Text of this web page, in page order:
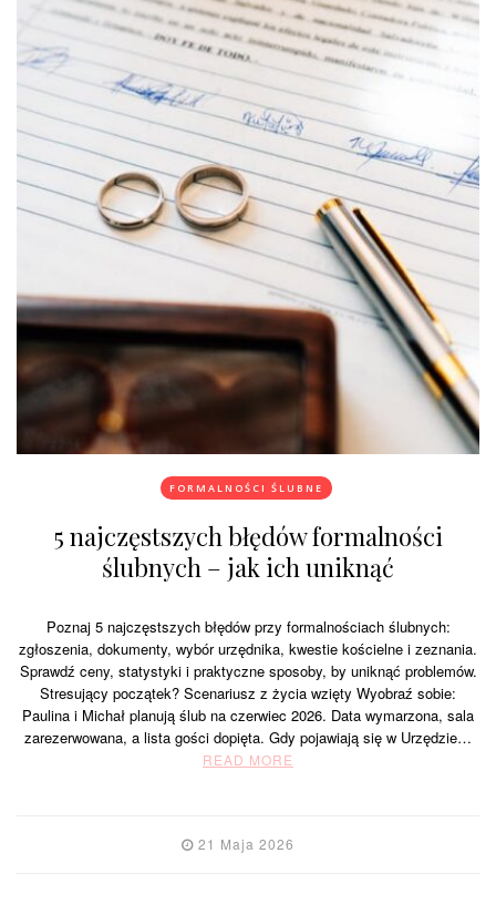
FORMALNOŚCI ŚLUBNE
5 najczęstszych błędów formalności
ślubnych – jak ich uniknąć
Poznaj 5 najczęstszych błędów przy formalnościach ślubnych:
zgłoszenia, dokumenty, wybór urzędnika, kwestie kościelne i zeznania.
Sprawdź ceny, statystyki i praktyczne sposoby, by uniknąć problemów.
Stresujący początek? Scenariusz z życia wzięty Wyobraź sobie:
Paulina i Michał planują ślub na czerwiec 2026. Data wymarzona, sala
zarezerwowana, a lista gości dopięta. Gdy pojawiają się w Urzędzie…
READ MORE
21 Maja 2026